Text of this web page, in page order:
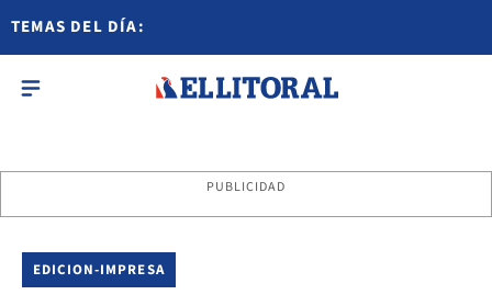
TEMAS DEL DÍA:
PUBLICIDAD
EDICION-IMPRESA